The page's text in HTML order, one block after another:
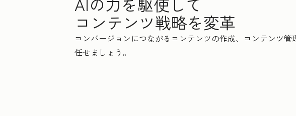
コンテンツ戦略を変革
コンバージョンにつながるコンテンツの作成、コンテンツ
任せましょう。